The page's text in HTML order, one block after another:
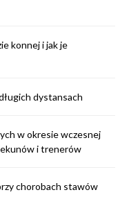
konnej i jak je
dystansach
w okresie wczesnej
i trenerów
chorobach stawów